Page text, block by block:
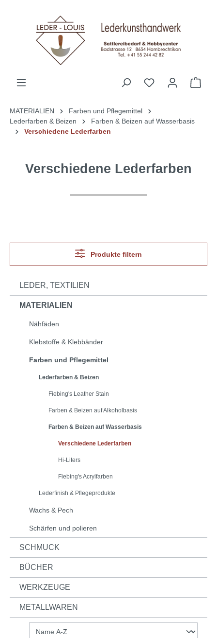
MATERIALIEN
Farben und Pflegemittel
Lederfarben & Beizen
Farben & Beizen auf Wasserbasis
Verschiedene Lederfarben
Verschiedene Lederfarben
Produkte filtern
LEDER, TEXTILIEN
MATERIALIEN
Nähfäden
Klebstoffe & Klebbänder
Farben und Pflegemittel
Lederfarben & Beizen
Fiebing's Leather Stain
Farben & Beizen auf Alkoholbasis
Farben & Beizen auf Wasserbasis
Verschiedene Lederfarben
Hi-Liters
Fiebing's Acrylfarben
Lederfinish & Pflegeprodukte
Wachs & Pech
Schärfen und polieren
SCHMUCK
BÜCHER
WERKZEUGE
METALLWAREN